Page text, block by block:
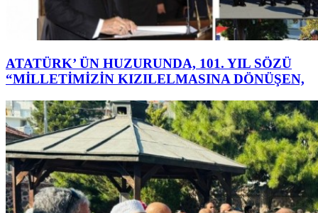
ATATÜRK’ ÜN HUZURUNDA, 101. YIL SÖZÜ
“MİLLETİMİZİN KIZILELMASINA DÖNÜŞEN,